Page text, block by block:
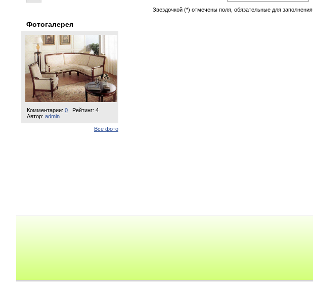
Фотогалерея
Комментарии: 0
Рейтинг: 4
Автор: admin
Все фото
Звездочкой (*) отмечены поля, обязательные для заполнения.